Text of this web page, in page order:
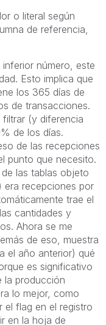
o literal según
de referencia,
número, este
Esto implica que
los 365 días de
de transacciones.
(y diferencia
de los días.
de las recepciones
punto que necesito.
las tablas objeto
era recepciones por
trae el
cantidades y
Ahora se me
de eso, muestra
el año anterior) qué
es significativo
la producción
lo mejor, como
el flag en el registro
en la hoja de